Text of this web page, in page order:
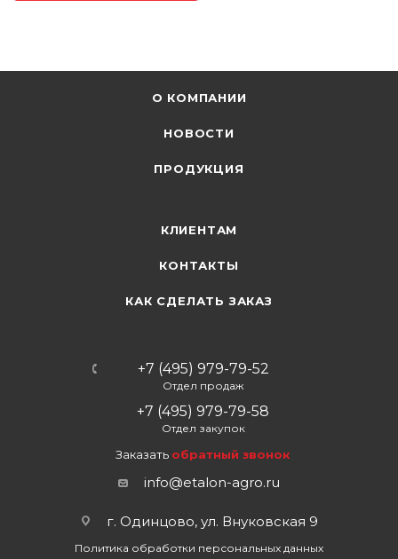
О КОМПАНИИ
НОВОСТИ
ПРОДУКЦИЯ
КЛИЕНТАМ
КОНТАКТЫ
КАК СДЕЛАТЬ ЗАКАЗ
+7 (495) 979-79-52
Отдел продаж
+7 (495) 979-79-58
Отдел закупок
Заказать обратный звонок
info@etalon-agro.ru
г. Одинцово, ул. Внуковская 9
Политика обработки персональных данных